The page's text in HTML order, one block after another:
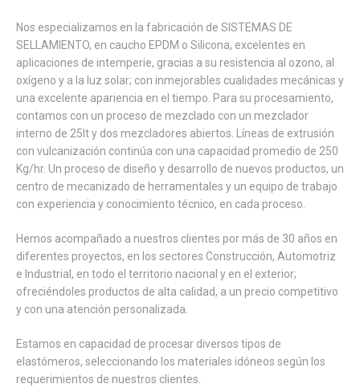
Nos especializamos en la fabricación de SISTEMAS DE
SELLAMIENTO, en caucho EPDM o Silicona, excelentes en
aplicaciones de intemperie, gracias a su resistencia al ozono, al
oxígeno y a la luz solar; con inmejorables cualidades mecánicas y
una excelente apariencia en el tiempo. Para su procesamiento,
contamos con un proceso de mezclado con un mezclador
interno de 25lt y dos mezcladores abiertos. Líneas de extrusión
con vulcanización continúa con una capacidad promedio de 250
Kg/hr. Un proceso de diseño y desarrollo de nuevos productos, un
centro de mecanizado de herramentales y un equipo de trabajo
con experiencia y conocimiento técnico, en cada proceso.
Hemos acompañado a nuestros clientes por más de 30 años en
diferentes proyectos, en los sectores Construcción, Automotriz
e Industrial, en todo el territorio nacional y en el exterior;
ofreciéndoles productos de alta calidad, a un precio competitivo
y con una atención personalizada.
Estamos en capacidad de procesar diversos tipos de
elastómeros, seleccionando los materiales idóneos según los
requerimientos de nuestros clientes.